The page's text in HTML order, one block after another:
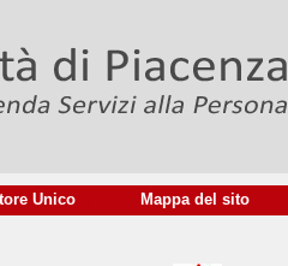
Unico Mappa del sito